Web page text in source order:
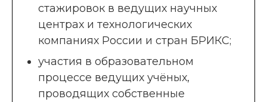
стажировок в ведущих научных
центрах и технологических
компаниях России и стран БРИКС;
участия в образовательном
процессе ведущих учёных,
проводящих собственные